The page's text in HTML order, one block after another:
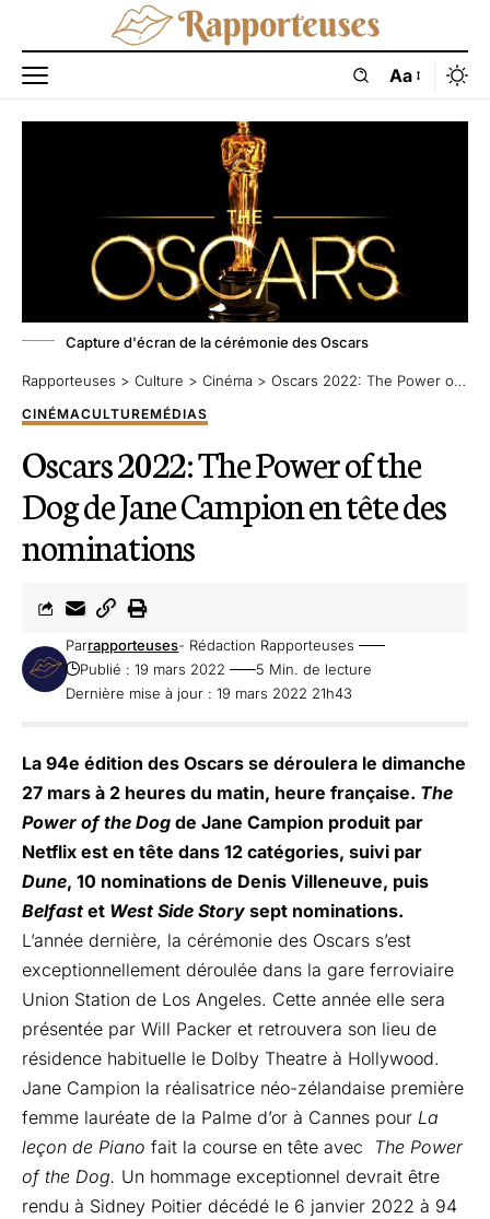
Aa
Capture d'écran de la cérémonie des Oscars
Rapporteuses > Culture > Cinéma > Oscars 2022: The Power of the Dog de Jane Campion en tête des nominations
CINÉMACULTUREMÉDIAS
Oscars 2022: The Power of the
Dog de Jane Campion en tête des
nominations
Dernière mise à jour : 19 mars 2022 21h43
Parrapporteuses- Rédaction Rapporteuses
Publié : 19 mars 2022
5 Min. de lecture
La 94e édition des Oscars se déroulera le dimanche
27 mars à 2 heures du matin, heure française. The
Power of the Dog de Jane Campion produit par
Netflix est en tête dans 12 catégories, suivi par
Dune, 10 nominations de Denis Villeneuve, puis
Belfast et West Side Story sept nominations.
L’année dernière, la cérémonie des Oscars s’est
exceptionnellement déroulée dans la gare ferroviaire
Union Station de Los Angeles. Cette année elle sera
présentée par Will Packer et retrouvera son lieu de
résidence habituelle le Dolby Theatre à Hollywood.
Jane Campion la réalisatrice néo-zélandaise première
femme lauréate de la Palme d’or à Cannes pour La
leçon de Piano fait la course en tête avec The Power
of the Dog. Un hommage exceptionnel devrait être
rendu à Sidney Poitier décédé le 6 janvier 2022 à 94